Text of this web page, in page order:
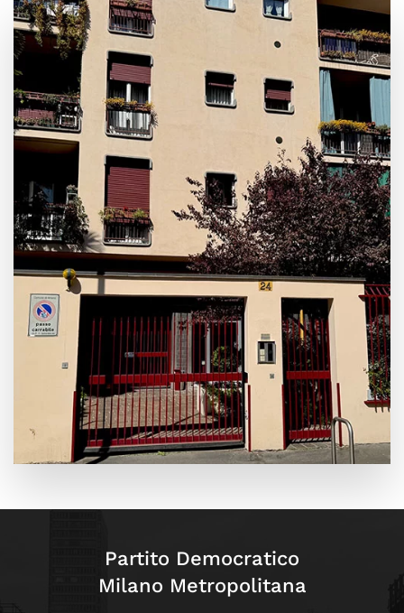
Leaflet|©OpenStreetMap
Partito Democratico
Milano Metropolitana